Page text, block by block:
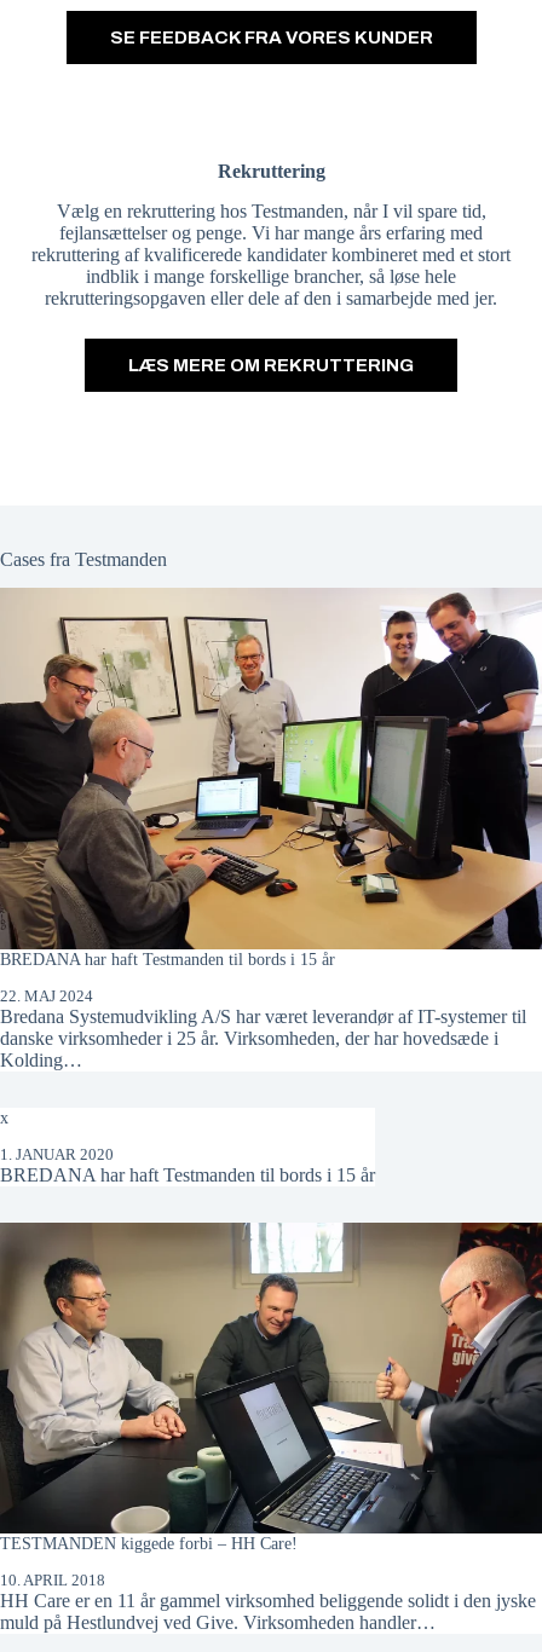
SE FEEDBACK FRA VORES KUNDER
Rekruttering
Vælg en rekruttering hos Testmanden, når I vil spare tid,
fejlansættelser og penge. Vi har mange års erfaring med
rekruttering af kvalificerede kandidater kombineret med et stort
indblik i mange forskellige brancher, så løse hele
rekrutteringsopgaven eller dele af den i samarbejde med jer.
LÆS MERE OM REKRUTTERING
Cases fra Testmanden
BREDANA har haft Testmanden til bords i 15 år
22. MAJ 2024
Bredana Systemudvikling A/S har været leverandør af IT-systemer til
danske virksomheder i 25 år. Virksomheden, der har hovedsæde i
Kolding…
x
1. JANUAR 2020
BREDANA har haft Testmanden til bords i 15 år
TESTMANDEN kiggede forbi – HH Care!
10. APRIL 2018
HH Care er en 11 år gammel virksomhed beliggende solidt i den jyske
muld på Hestlundvej ved Give. Virksomheden handler…